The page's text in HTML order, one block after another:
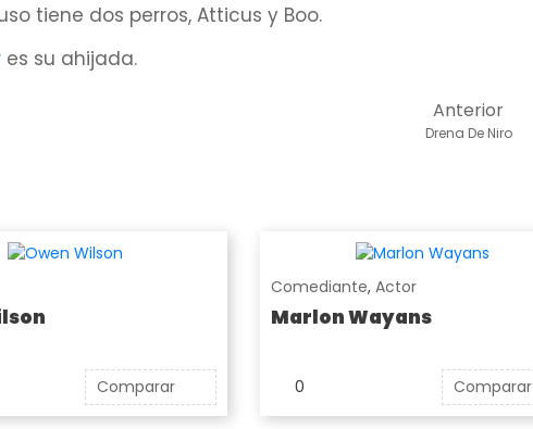
tiene dos perros, Atticus y Boo.
es su ahijada.
Anterior
Drena De Niro
Comparar
Comediante, Actor
Marlon Wayans
0 Comparar